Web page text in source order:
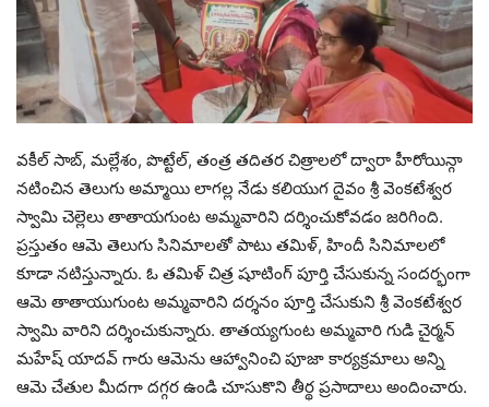
వకీల్ సాబ్, మల్లేశం, పొట్టేల్, తంత్ర తదితర చిత్రాలలో ద్వారా హీరోయిన్గా
నటించిన తెలుగు అమ్మాయి లాగల్ల నేడు కలియుగ దైవం శ్రీ వెంకటేశ్వర
స్వామి చెల్లెలు తాతాయగుంట అమ్మవారిని దర్శించుకోవడం జరిగింది.
ప్రస్తుతం ఆమె తెలుగు సినిమాలతో పాటు తమిళ్, హిందీ సినిమాలలో
కూడా నటిస్తున్నారు. ఓ తమిళ్ చిత్ర షూటింగ్ పూర్తి చేసుకున్న సందర్భంగా
ఆమె తాతాయుగుంట అమ్మవారిని దర్శనం పూర్తి చేసుకుని శ్రీ వెంకటేశ్వర
స్వామి వారిని దర్శించుకున్నారు. తాతయ్యగుంట అమ్మవారి గుడి చైర్మన్
మహేష్ యాదవ్ గారు ఆమెను ఆహ్వానించి పూజా కార్యక్రమాలు అన్ని
ఆమె చేతుల మీదగా దగ్గర ఉండి చూసుకొని తీర్థ ప్రసాదాలు అందించారు.